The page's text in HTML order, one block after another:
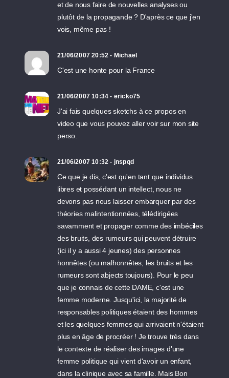
et de nous faire de nouvelles analyses ou
plutôt de la propagande ? D'après ce que j'en
vois, même pas !
21/06/2007 20:52 - Michael
C'est une honte pour la France
21/06/2007 10:34 - ericko75
J'ai fais quelques sketchs à ce propos en
video que vous pouvez aller voir sur mon site
perso.
21/06/2007 10:32 - jnspqd
Ce que je dis, c'est qu'en tant que individus
libres et possédant un intellect, nous ne
devons pas nous laisser embarquer par des
théories malintentionnées, télédirigées
savamment et propager comme des imbéciles
des bruits, des rumeurs qui peuvent détruire
(ici il y a aussi 4 jeunes) des personnes
honnêtes (ou malhonnêtes, les bruits et les
rumeurs sont abjects toujours). Pour le peu
que je connais de cette DAME, c'est une
femme moderne. Jusqu'ici, la majorité de
responsables politiques étaient des hommes
et les quelques femmes qui arrivaient n'étaient
plus en âge de procréer ! Je trouve très dans
le contexte de réaliser des images d'une
femme politique qui vient d'avoir un enfant,
dans la clinique avec sa famille. Mais Bon